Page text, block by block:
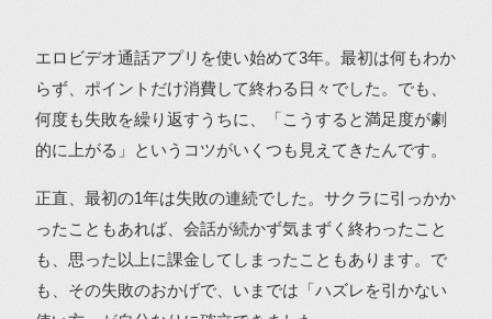
エロビデオ通話アプリを使い始めて3年。最初は何もわか
らず、ポイントだけ消費して終わる日々でした。でも、
何度も失敗を繰り返すうちに、「こうすると満足度が劇
的に上がる」というコツがいくつも見えてきたんです。
正直、最初の1年は失敗の連続でした。サクラに引っかか
ったこともあれば、会話が続かず気まずく終わったこと
も、思った以上に課金してしまったこともあります。で
も、その失敗のおかげで、いまでは「ハズレを引かない